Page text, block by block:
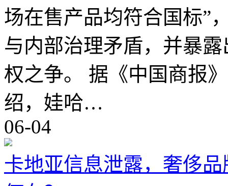
场在售产品均符合国标”
与内部治理矛盾，并暴
权之争。 据《中国商报
绍，娃哈…
06-04
卡地亚信息泄露，奢侈